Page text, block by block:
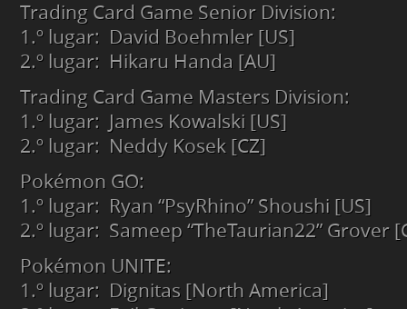
Trading Card Game Senior Division:
1.º lugar: David Boehmler [US]
2.º lugar: Hikaru Handa [AU]
Trading Card Game Masters Division:
1.º lugar: James Kowalski [US]
2.º lugar: Neddy Kosek [CZ]
Pokémon GO:
1.º lugar: Ryan “PsyRhino” Shoushi [US]
2.º lugar: Sameep “TheTaurian22” Grover
Pokémon UNITE:
1.º lugar: Dignitas [North America]